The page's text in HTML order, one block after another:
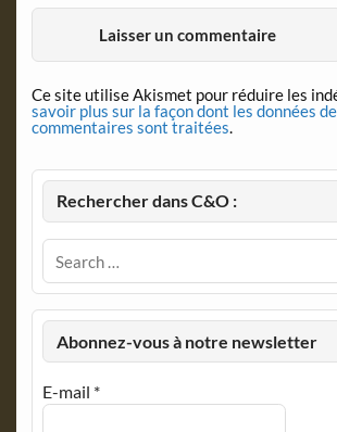
Ce site utilise Akismet pour réduire les
savoir plus sur la façon dont les données
commentaires sont traitées.
Rechercher dans C&O :
Abonnez-vous à notre newsletter
E-mail *